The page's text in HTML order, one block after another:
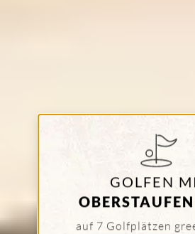
GOLFEN
auf 7 Golfplätzen